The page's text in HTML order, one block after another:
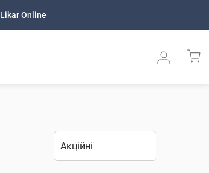
Likar Online